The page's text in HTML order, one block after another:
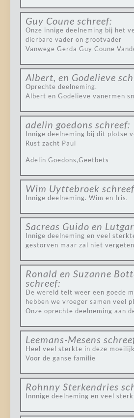
Guy Coune schreef:
Onze innige deelneming bij het
dierbare vader on grootvader
Vanwege Gerda Guy Coune
Albert, en Godelieve
Oprechte deelneming.
Albert en Godelieve vanermen
adelin goedons schreef:
Innige deelneming bij dit plotse
Rust zacht Paul
Adelin Goedons,Geetbets
Wim Uyttebroek
Innige deelneming. Wim en Iris.
Sacreas Guido en
Innige deelneming en veel
gestorven maar zal niet
Ronald en Suzanne
schreef:
De wereld telt weer een goede
hebben we vroeger samen veel
Onze oprechte deelneming aan
Leemans-Mesens
Heel veel sterkte in deze
Voor de ganse familie
Rohnny Sterkendries
Innnige deelneming en veel